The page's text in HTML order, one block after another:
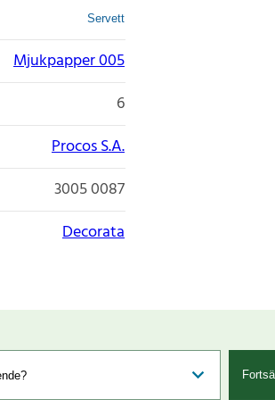
Servett
Mjukpapper 005
6
Procos S.A.
3005 0087
Decorata